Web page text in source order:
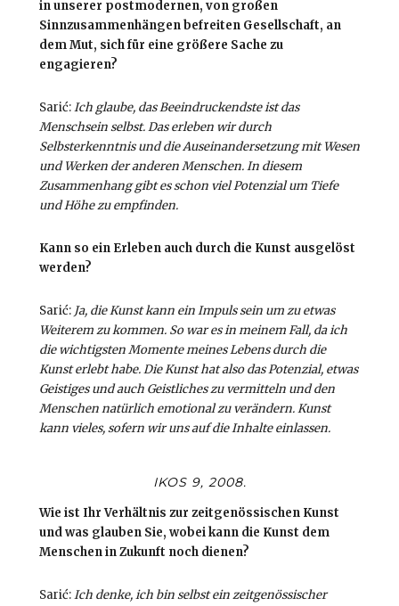
in unserer postmodernen, von großen
Sinnzusammenhängen befreiten Gesellschaft, an
dem Mut, sich für eine größere Sache zu
engagieren?
Sarić:Ich glaube, das Beeindruckendste ist das
Menschsein selbst. Das erleben wir durch
Selbsterkenntnis und die Auseinandersetzung mit Wesen
und Werken der anderen Menschen. In diesem
Zusammenhang gibt es schon viel Potenzial um Tiefe
und Höhe zu empfinden.
Kann so ein Erleben auch durch die Kunst ausgelöst
werden?
Sarić: Ja, die Kunst kann ein Impuls sein um zu etwas
Weiterem zu kommen. So war es in meinem Fall, da ich
die wichtigsten Momente meines Lebens durch die
Kunst erlebt habe. Die Kunst hat also das Potenzial, etwas
Geistiges und auch Geistliches zu vermitteln und den
Menschen natürlich emotional zu verändern. Kunst
kann vieles, sofern wir uns auf die Inhalte einlassen.
IKOS 9, 2008.
Wie ist Ihr Verhältnis zur zeitgenössischen Kunst
und was glauben Sie, wobei kann die Kunst dem
Menschen in Zukunft noch dienen?
Sarić:Ich denke, ich bin selbst ein zeitgenössischer